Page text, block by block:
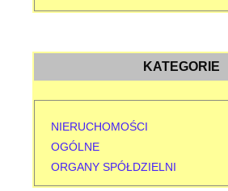
KATEGORIE
NIERUCHOMOŚCI
OGÓLNE
ORGANY SPÓŁDZIELNI